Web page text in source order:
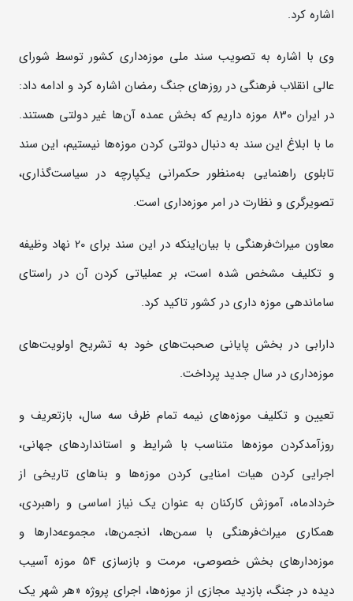
اشاره کرد.
وی با اشاره به تصویب سند ملی موزه‌داری کشور توسط شورای
عالی انقلاب فرهنگی در روزهای جنگ رمضان اشاره کرد و ادامه داد:
در ایران 830 موزه داریم که بخش عمده آن‌ها غیر دولتی هستند.
ما با ابلاغ این سند به دنبال دولتی کردن موزه‌ها نیستیم، این سند
تابلوی راهنمایی به‌منظور حکمرانی یکپارچه در سیاست‌گذاری،
تصویرگری و نظارت در امر موزه‌داری است.
معاون میراث‌فرهنگی با بیان‌اینکه در این سند برای 20 نهاد وظیفه
و تکلیف مشخص شده است، بر عملیاتی کردن آن در راستای
ساماندهی موزه داری در کشور تاکید کرد.
دارابی در بخش پایانی صحبت‌های خود به تشریح اولویت‌های
موزه‌داری در سال جدید پرداخت.
تعیین و تکلیف موزه‌های نیمه تمام ظرف سه سال، بازتعریف و
روزآمدکردن موزه‌ها متناسب با شرایط و استانداردهای جهانی،
اجرایی کردن هیات امنایی کردن موزه‌ها و بناهای تاریخی از
خردادماه، آموزش کارکنان به عنوان یک نیاز اساسی و راهبردی،
همکاری میراث‌فرهنگی با سمن‌ها، انجمن‌ها، مجموعه‌دارها و
موزه‌دارهای بخش خصوصی، مرمت و بازسازی 54 موزه آسیب
دیده در جنگ، بازدید مجازی از موزه‌ها، اجرای پروژه «هر شهر یک